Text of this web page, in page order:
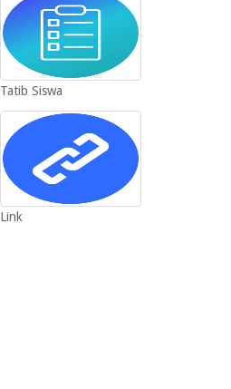
Tatib Siswa
Link